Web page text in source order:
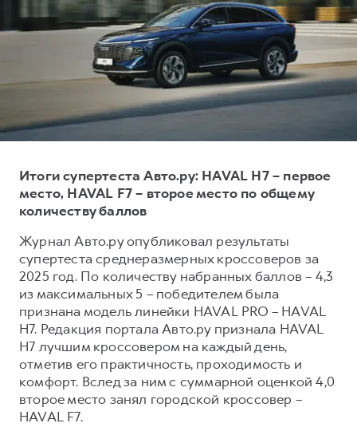
от 3 199 000 ₽
DARGO X
от 3 499 000 ₽
F7
от 2 899 000 ₽
F7X
POER
от 3 449 000 ₽
Тест-драйв
КРЕДИТ И СТРАХОВАНИЕ
Кредитный калькулятор
Кредит
Для малого бизнеса
Корпоративным клиентам
Крупным корпоративным клиентам
Система управления автопарком
Сервис для корпоративных клиентов
HAVAL Лизинг
СЕРВИСНОЕ ОБСЛУЖИВАНИЕ
Нулевое ТО
Программа «Помощь на дороге»
Регламенты технического обслуживания
Электронный ПТС
ПОДДЕРЖКА
GWM Безопасность
Гарантия HAVAL
Мобильное приложение GWM
Программа «HAVAL Защита+»
Руководства по эксплуатации
Подписки
АКСЕССУАРЫ HAVAL
Автомобильные аксессуары
О дилере
Наша команда
Контакты
Итоги супертеста Авто.ру: HAVAL H7 – первое
место, HAVAL F7 – второе место по общему
количеству баллов
Журнал Авто.ру опубликовал результаты
супертеста среднеразмерных кроссоверов за
2025 год. По количеству набранных баллов – 4,3
из максимальных 5 – победителем была
признана модель линейки HAVAL PRO – HAVAL
H7. Редакция портала Авто.ру признала HAVAL
H7 лучшим кроссовером на каждый день,
отметив его практичность, проходимость и
комфорт. Вслед за ним с суммарной оценкой 4,0
второе место занял городской кроссовер –
HAVAL F7.